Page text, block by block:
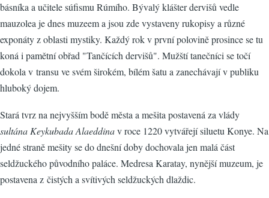
básníka a učitele súfismu Rúmího. Bývalý klášter dervišů vedle
mauzolea je dnes muzeem a jsou zde vystaveny rukopisy a různé
exponáty z oblasti mystiky. Každý rok v první polovině prosince se tu
koná i pamětní obřad "Tančících dervišů". Mužští tanečníci se točí
dokola v transu ve svém širokém, bílém šatu a zanechávají v publiku
hluboký dojem.
Stará tvrz na nejvyšším bodě města a mešita postavená za vlády
sultána Keykubada Alaeddinav roce 1220 vytvářejí siluetu Konye. Na
jedné straně mešity se do dnešní doby dochovala jen malá část
seldžuckého původního paláce. Medresa Karatay, nynější muzeum, je
postavena z čistých a svítivých seldžuckých dlaždic.